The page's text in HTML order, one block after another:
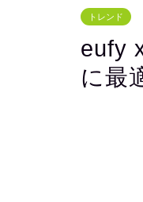
トレンド
eufy
に最